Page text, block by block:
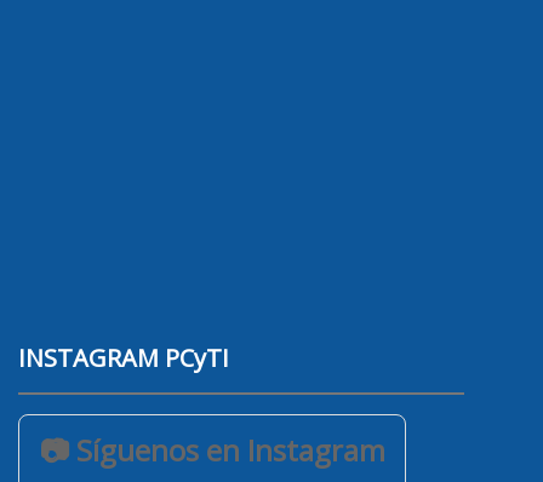
INSTAGRAM PCyTI
📷 Síguenos en Instagram